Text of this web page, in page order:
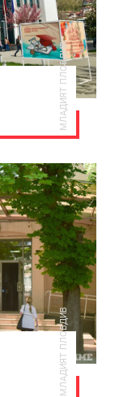
МЛАДИЯТ ПЛОВДИВ
МЛАДИЯТ ПЛОВДИВ